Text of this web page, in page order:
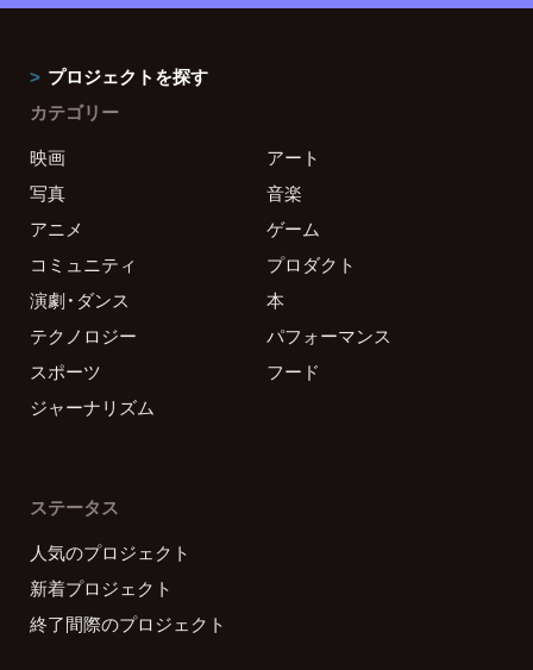
プロジェクトを探す
カテゴリー
映画
アート
写真
音楽
アニメ
ゲーム
コミュニティ
プロダクト
演劇・ダンス
本
テクノロジー
パフォーマンス
スポーツ
フード
ジャーナリズム
ステータス
人気のプロジェクト
新着プロジェクト
終了間際のプロジェクト